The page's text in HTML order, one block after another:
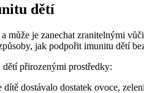
dětí
může je zanechat zranitelnými
jak podpořit imunitu dětí
přirozenými prostředky:
dítě dostávalo dostatek ovoce,